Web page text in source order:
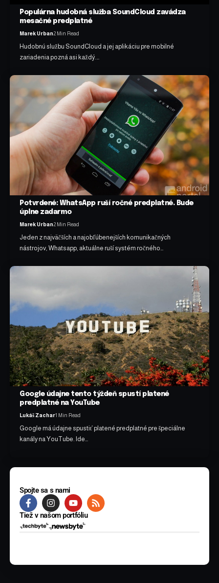
Populárna hudobná služba SoundCloud zavádza
mesačné predplatné
Marek Urban2 Min Read
Hudobnú službu SoundCloud a jej aplikáciu pre mobilné
zariadenia pozná asi každý.…
Potvrdené: WhatsApp ruší ročné predplatné. Bude
úplne zadarmo
Marek Urban2 Min Read
Jeden z najväčších a najobľúbenejších komunikačných
nástrojov, Whatsapp, aktuálne ruší systém ročného…
Google údajne tento týždeň spustí platené
predplatné na YouTube
Lukáš Zachar1 Min Read
Google má údajne spustiť platené predplatné pre špeciálne
kanály na YouTube. Ide…
Spojte sa s nami
Tiež v našom portfóliu